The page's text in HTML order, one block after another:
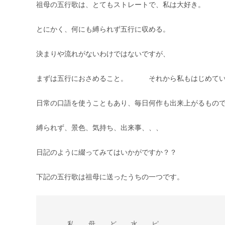
祖母の五行歌は、とてもストレートで、私は大好き。
とにかく、何にも縛られず五行に収める。
決まりや流れがないわけではないですが、
まずは五行におさめること。 それから私もはじめてい
日常の口語を使うこともあり、毎日何作も出来上がるもので
縛られず、景色、気持ち、出来事、、、
日記のように綴ってみてはいかがですか？？
下記の五行歌は祖母に送ったうちの一つです。